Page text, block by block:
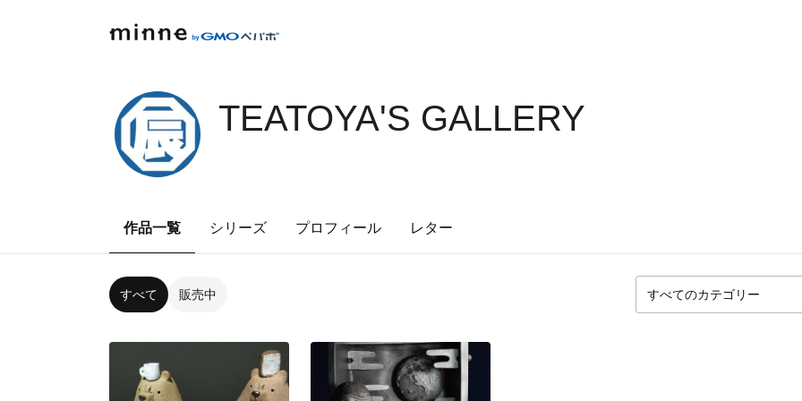
TEATOYA'S GALLERY
作品一覧 シリーズ プロフィール レター
すべて 販売中